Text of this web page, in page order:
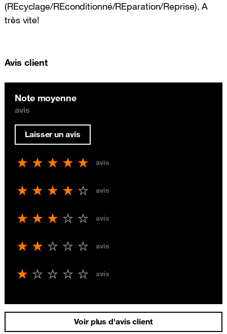
(REcyclage/REconditionné/REparation/Reprise). A
très vite!
Avis client
Note moyenne
avis
Laisser un avis
avis
avis
avis
avis
avis
Voir plus d'avis client